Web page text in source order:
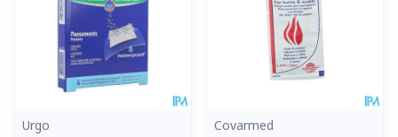
Urgo
Covarmed